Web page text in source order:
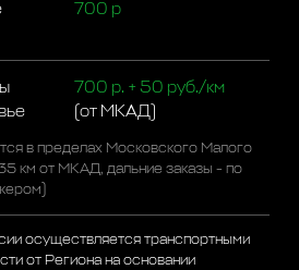
700 р
700 р. + 50 руб./км
(от МКАД)
в пределах Московского Малого
км от МКАД, дальние заказы - по
осуществляется транспортными
от Региона на основании